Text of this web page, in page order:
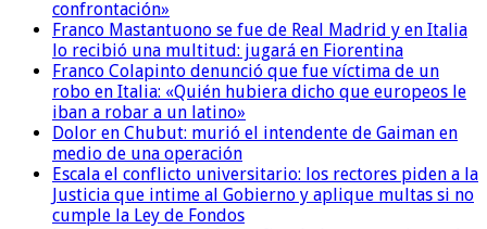
confrontación»
Franco Mastantuono se fue de Real Madrid y en Italia
lo recibió una multitud: jugará en Fiorentina
Franco Colapinto denunció que fue víctima de un
robo en Italia: «Quién hubiera dicho que europeos le
iban a robar a un latino»
Dolor en Chubut: murió el intendente de Gaiman en
medio de una operación
Escala el conflicto universitario: los rectores piden a la
Justicia que intime al Gobierno y aplique multas si no
cumple la Ley de Fondos